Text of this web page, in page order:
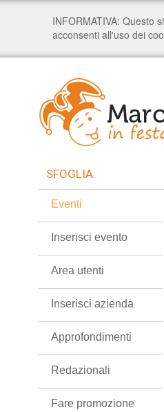
SFOGLIA:
Eventi
Inserisci evento
Area utenti
Inserisci azienda
Approfondimenti
Redazionali
Fare promozione